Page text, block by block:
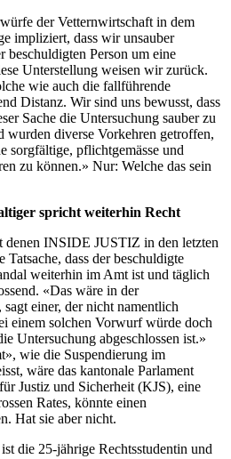
der Vetternwirtschaft in dem
impliziert, dass wir unsauber
beschuldigten Person um eine
Unterstellung weisen wir zurück.
wie auch die fallführende
Distanz. Wir sind uns bewusst, dass
Sache die Untersuchung sauber zu
wurden diverse Vorkehren getroffen,
sorgfältige, pflichtgemässe und
zu können.» Nur: Welche das sein
spricht weiterhin Recht
denen INSIDE JUSTIZ in den letzten
dass der beschuldigte
weiterhin im Amt ist und täglich
«Das wäre in der
einer, der nicht namentlich
einem solchen Vorwurf würde doch
Untersuchung abgeschlossen ist.»
wie die Suspendierung im
wäre das kantonale Parlament
Justiz und Sicherheit (KJS), eine
Rates, könnte einen
Hat sie aber nicht.
die 25-jährige Rechtsstudentin und